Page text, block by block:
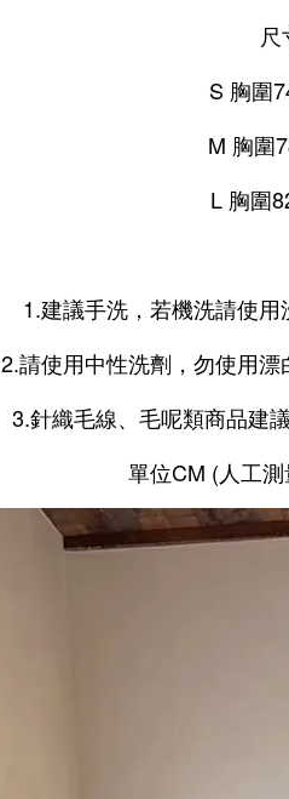
S 胸圍
M 胸圍
L 胸圍
1.建議手洗，若機洗請使
2.請使用中性洗劑，勿使用
3.針織毛線、毛呢類商品建
單位CM (人工